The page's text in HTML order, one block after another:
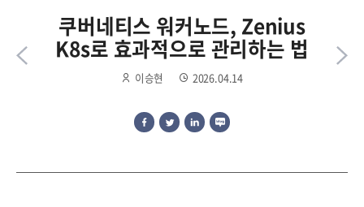
쿠버네티스 워커노드, Zenius
K8s로 효과적으로 관리하는 법
이승현 2026.04.14